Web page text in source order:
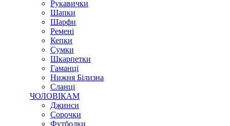
Рукавички
Шапки
Шарфи
Ремені
Кепки
Сумки
Шкарпетки
Гаманці
Нижня Білизна
Сланці
ЧОЛОВІКАМ
Джинси
Сорочки
Футболки